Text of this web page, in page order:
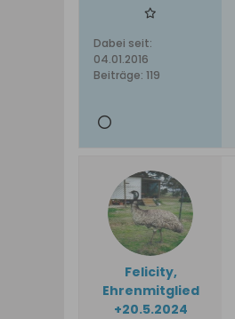
Dabei seit:
04.01.2016
Beiträge: 119
Felicity,
Ehrenmitglied
+20.5.2024